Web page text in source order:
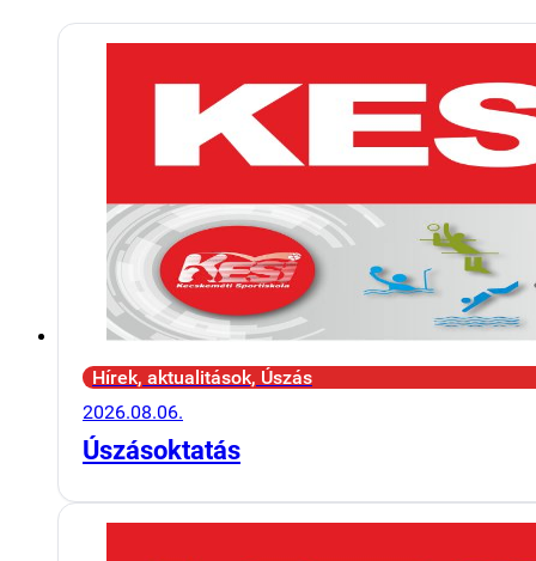
Hírek, aktualitások, Úszás
2026.08.06.
Úszásoktatás